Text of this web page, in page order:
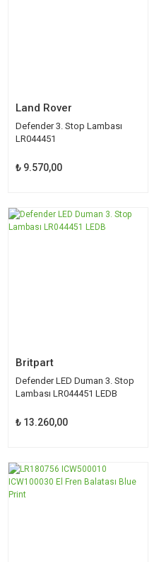
Land Rover
Defender 3. Stop Lambası
LR044451
₺ 9.570,00
TÜKENDİ
Britpart
Defender LED Duman 3. Stop
Lambası LR044451 LEDB
₺ 13.260,00